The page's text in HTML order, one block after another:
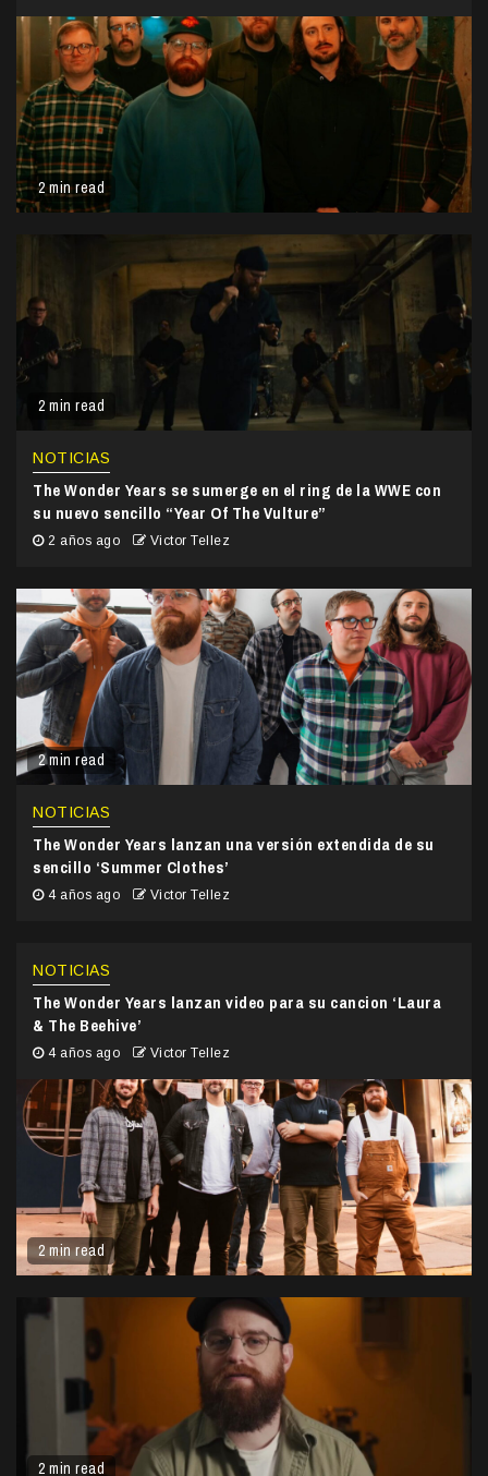
2 min read
2 min read
NOTICIAS
The Wonder Years se sumerge en el ring de la WWE con
su nuevo sencillo “Year Of The Vulture”
2 años ago Victor Tellez
2 min read
NOTICIAS
The Wonder Years lanzan una versión extendida de su
sencillo ‘Summer Clothes’
4 años ago Victor Tellez
2 min read
NOTICIAS
The Wonder Years lanzan video para su cancion ‘Laura
& The Beehive’
4 años ago Victor Tellez
2 min read